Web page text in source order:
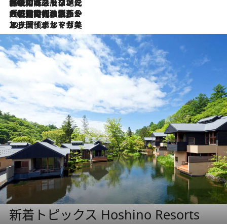
2026.7.22
伝統の味をモダンに昇華。高感度な地元客が集う、リスボンの最旬ガストロノミー
2026.7.21
大航海時代の栄華から、震災、独裁、そして革命へ。ポルトガル・首都リスボンの石畳に刻まれた「歴史の光と影」
2026.7.13
エッセイ・ヤマザキマリ「慎ましくも美しき国 ポルトガル」
新着トピックス Hoshino Resorts